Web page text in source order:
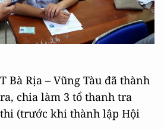
Bà Rịa – Vũng Tàu đã thành
chia làm 3 tổ thanh tra
(trước khi thành lập Hội